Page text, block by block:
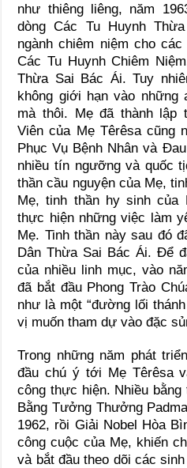
như thiêng liêng, năm
dòng Các Tu Huynh
ngành chiêm niệm cho
Các Tu Huynh Chiêm
Thừa Sai Bác Ái. Tuy
không giới hạn vào
mà thôi. Mẹ đã thành lập
Viên của Mẹ Têrêsa cũng
Phục Vụ Bệnh Nhân và
nhiều tín ngưỡng và quốc
thần cầu nguyện của Mẹ,
Mẹ, tinh thần hy sinh của
thực hiện những việc làm
Mẹ. Tinh thần này sau đó
Dân Thừa Sai Bác Ái. Để
của nhiều linh mục, vào
đã bắt đầu Phong Trào
như là một “đường lối
vị muốn tham dự vào đặc
Trong những năm phát
đầu chú ý tới Mẹ Têrêsa
công thực hiện. Nhiều
Bằng Tưởng Thưởng
1962, rồi Giải Nobel Hòa
công cuộc của Mẹ, khiến
và bắt đầu theo dõi các